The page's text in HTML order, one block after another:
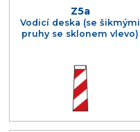
Z5a
Vodicí deska (se šikmými
pruhy se sklonem vlevo)